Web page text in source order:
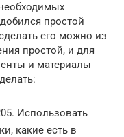
простой
его можно из
простой, и для
и материалы
Использовать
какие есть в